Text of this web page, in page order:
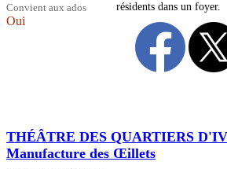
Convient aux ados
Oui
résidents dans un foyer.
THÉÂTRE DES QUARTIERS
Manufacture des Œillets